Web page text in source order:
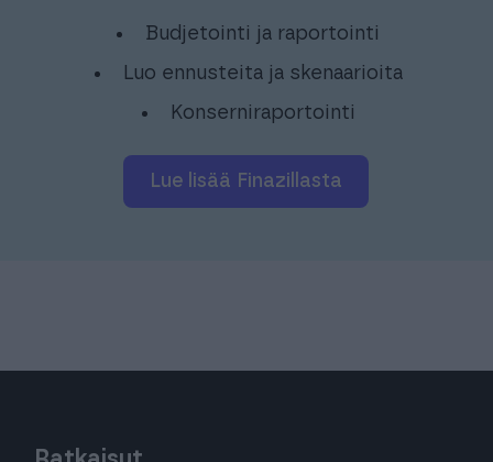
Budjetointi ja raportointi
Luo ennusteita ja skenaarioita
Konserniraportointi
Lue lisää Finazillasta